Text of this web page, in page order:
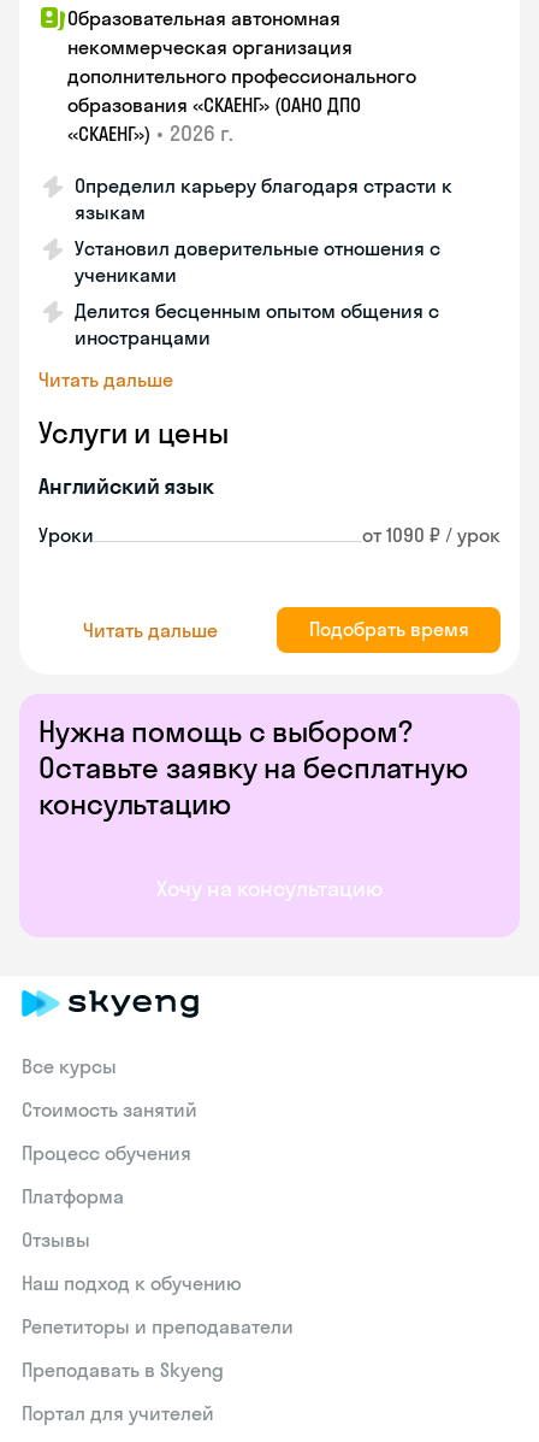
Нужна помощь с выбором?
Оставьте заявку на бесплатную
консультацию
Хочу на консультацию
Образовательная автономная
некоммерческая организация
дополнительного профессионального
образования «СКАЕНГ» (ОАНО ДПО
«СКАЕНГ») • 2026 г.
Определил карьеру благодаря страсти к
языкам
Установил доверительные отношения с
учениками
Делится бесценным опытом общения с
иностранцами
Читать дальше
Услуги и цены
Английский язык
Уроки от 1090 ₽ / урок
Читать дальше Подобрать время
Все курсы
Стоимость занятий
Процесс обучения
Платформа
Отзывы
Наш подход к обучению
Репетиторы и преподаватели
Преподавать в Skyeng
Портал для учителей